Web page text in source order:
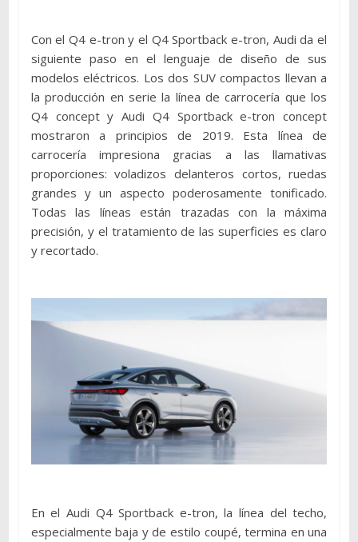
Con el Q4 e-tron y el Q4 Sportback e-tron, Audi da el
siguiente paso en el lenguaje de diseño de sus
modelos eléctricos. Los dos SUV compactos llevan a
la producción en serie la línea de carrocería que los
Q4 concept y Audi Q4 Sportback e-tron concept
mostraron a principios de 2019. Esta línea de
carrocería impresiona gracias a las llamativas
proporciones: voladizos delanteros cortos, ruedas
grandes y un aspecto poderosamente tonificado.
Todas las líneas están trazadas con la máxima
precisión, y el tratamiento de las superficies es claro
y recortado.
En el Audi Q4 Sportback e-tron, la línea del techo,
especialmente baja y de estilo coupé, termina en una